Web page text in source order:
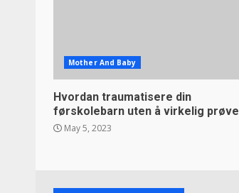
Mother And Baby
Hvordan traumatisere din
førskolebarn uten å virkelig prøve
May 5, 2023